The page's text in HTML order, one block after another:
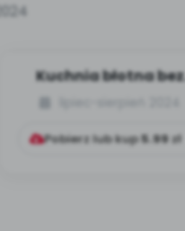
Kuchnia błotna bez
Pobierz lub kup5.99zł